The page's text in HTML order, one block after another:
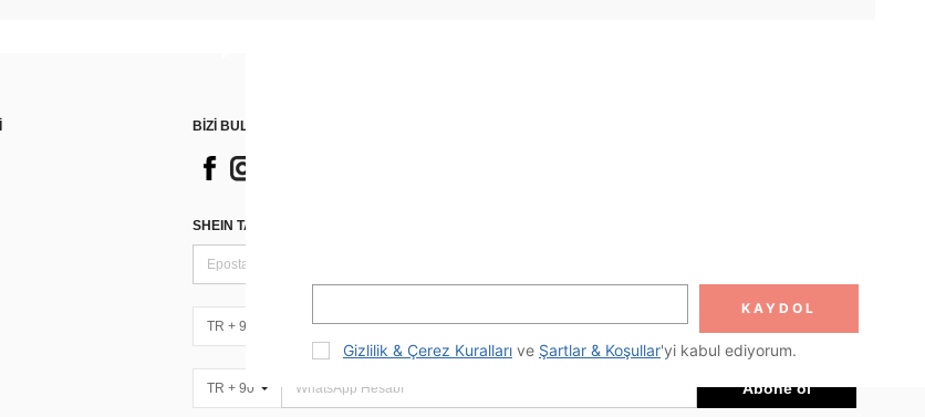
BİZİ BULUN
SHEIN TARZI HABERLER IÇIN KAYDOLUN
TR + 90
TR + 90 Abone ol
KAYDOL
Gizlilik & Çerez Kuralları ve Şartlar & Koşullar'yi kabul ediyorum.